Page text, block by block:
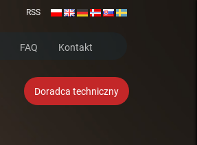
RSS
FAQ Kontakt
Doradca techniczny